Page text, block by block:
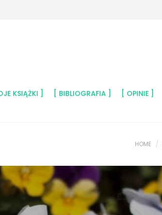
KSIĄŻKI BIBLIOGRAFIA OPINIE
HOME